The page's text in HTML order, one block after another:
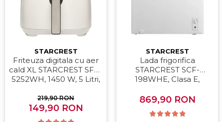
STARCREST
Friteuza digitala cu aer
cald XL STARCREST SFR-
5252WH, 1450 W, 5 Litri,
programe predefinite,
Alb
219,90 RON
149,90 RON
STARCREST
Lada frigorifica
STARCREST SCF-
198WHE, Clasa E,
convertibil - functie
frigider, Termostat
reglabil, Alb
869,90 RON